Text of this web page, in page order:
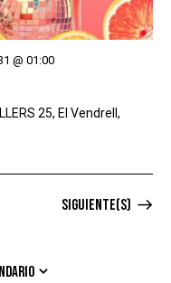
@ 01:00
25, El Vendrell,
Eventos
siguiente(s)